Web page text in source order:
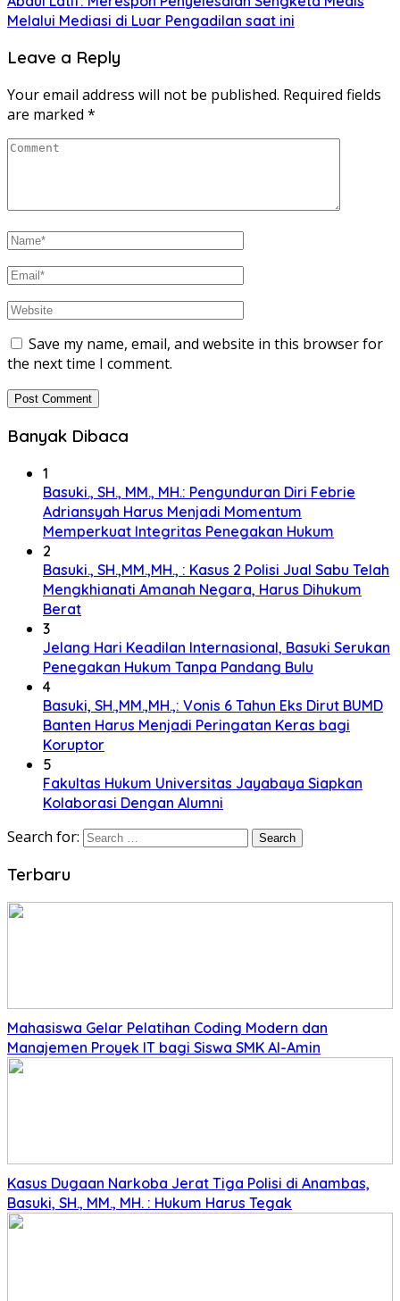
Melalui Mediasi di Luar Pengadilan saat ini
Leave a Reply
Your email address will not be published. Required fields
are marked *
Save my name, email, and website in this browser for
the next time I comment.
Banyak Dibaca
1
Basuki., SH., MM., MH.: Pengunduran Diri Febrie
Adriansyah Harus Menjadi Momentum
Memperkuat Integritas Penegakan Hukum
2
Basuki., SH.,MM.,MH., : Kasus 2 Polisi Jual Sabu Telah
Mengkhianati Amanah Negara, Harus Dihukum
Berat
3
Jelang Hari Keadilan Internasional, Basuki Serukan
Penegakan Hukum Tanpa Pandang Bulu
4
Basuki, SH.,MM.,MH.,: Vonis 6 Tahun Eks Dirut BUMD
Banten Harus Menjadi Peringatan Keras bagi
Koruptor
5
Fakultas Hukum Universitas Jayabaya Siapkan
Kolaborasi Dengan Alumni
Search for:
Terbaru
Mahasiswa Gelar Pelatihan Coding Modern dan
Manajemen Proyek IT bagi Siswa SMK Al-Amin
Kasus Dugaan Narkoba Jerat Tiga Polisi di Anambas,
Basuki, SH., MM., MH. : Hukum Harus Tegak